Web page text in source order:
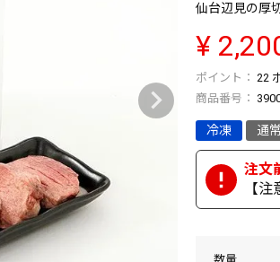
仙台辺見の厚
¥
22
商品番号
冷凍 通
【